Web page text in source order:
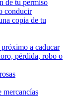
de tu permiso
conducir
copia de tu
a caducar
pérdida, robo o